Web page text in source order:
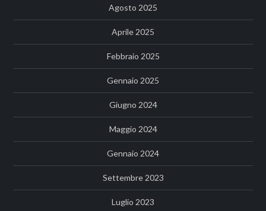
Agosto 2025
Aprile 2025
Febbraio 2025
Gennaio 2025
Giugno 2024
Maggio 2024
Gennaio 2024
Settembre 2023
Luglio 2023